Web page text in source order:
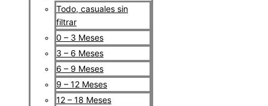
Todo, casuales sin
filtrar
0 – 3 Meses
3 – 6 Meses
6 – 9 Meses
9 – 12 Meses
12 – 18 Meses